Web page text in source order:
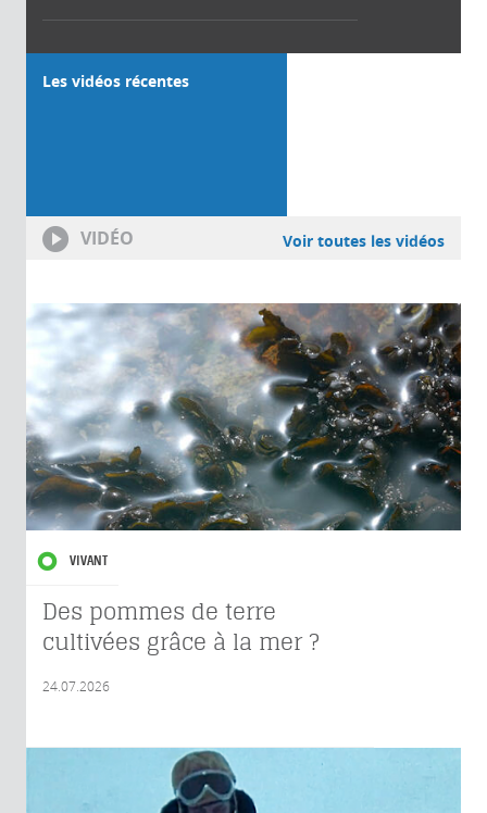
Les vidéos récentes
VIDÉO Voir toutes les vidéos
VIVANT
Des pommes de terre
cultivées grâce à la mer ?
24.07.2026